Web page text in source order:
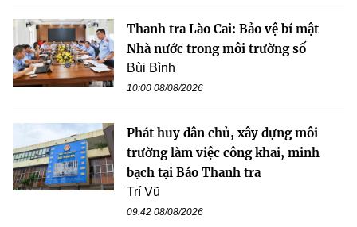
Thanh tra Lào Cai: Bảo vệ bí mật
Nhà nước trong môi trường số
Bùi Bình
10:00 08/08/2026
Phát huy dân chủ, xây dựng môi
trường làm việc công khai, minh
bạch tại Báo Thanh tra
Trí Vũ
09:42 08/08/2026